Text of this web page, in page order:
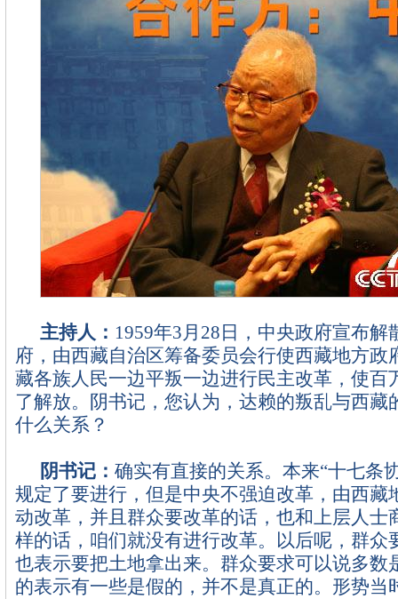
主持人： 1959年3 月 28 日
，中央政府宣布解
府，由西藏自治区筹备委员会行使西藏地方政
藏各族人民一边平叛一边进行民主改革，使百
了解放。阴书记，您认为，达赖的叛乱与西藏
什么关系？
阴书记： 确实有直接的关系。本来“十七条
规定了要进行，但是中央不强迫改革，由西藏
动改革，并且群众要改革的话，也和上层人士
样的话，咱们就没有进行改革。以后呢，群众
也表示要把土地拿出来。群众要求可以说多数
的表示有一些是假的，并不是真正的。形势当